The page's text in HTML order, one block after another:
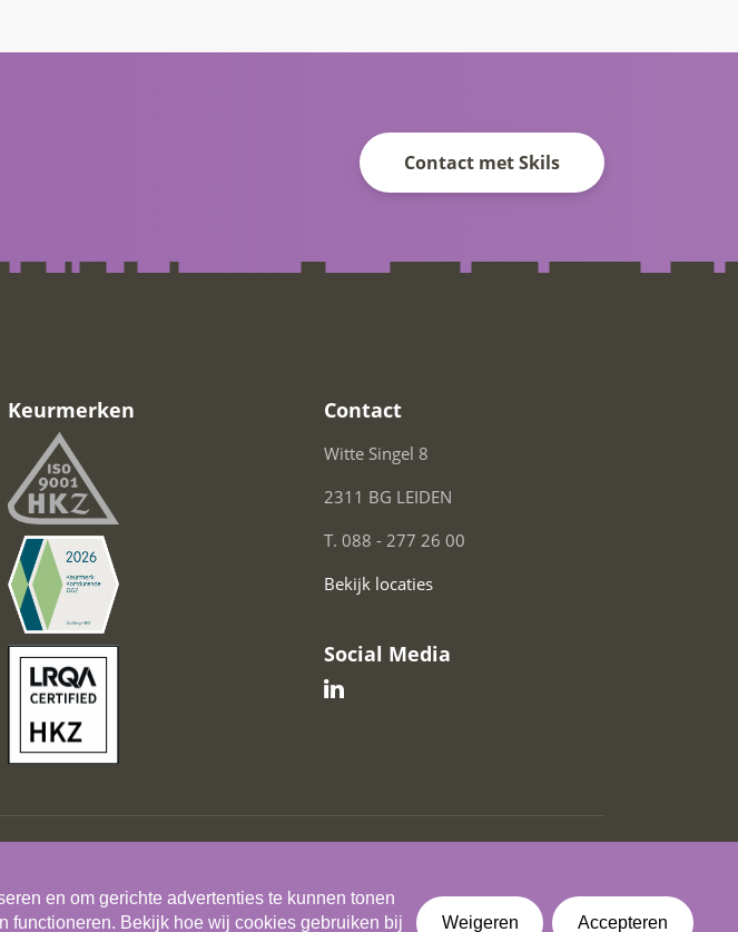
Contact met Skils
Keurmerken Contact
Witte Singel 8
2311 BG LEIDEN
T. 088 - 277 26 00
Bekijk locaties
Social Media
en om gerichte advertenties te kunnen tonen
functioneren. Bekijk hoe wij cookies gebruiken bij
Weigeren Accepteren